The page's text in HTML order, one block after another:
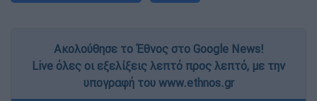
Ακολούθησε το Έθνος στο Google News!
Live όλες οι εξελίξεις λεπτό προς λεπτό, με την
υπογραφή του www.ethnos.gr